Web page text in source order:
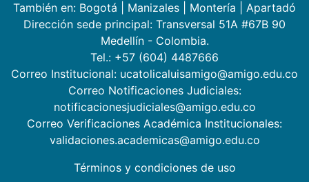
También en: Bogotá Manizales Montería
Apartadó
Dirección sede principal: Transversal 51A #67B 90
Medellín - Colombia.
Tel.: +57 (604) 4487666
Correo Institucional: ucatolicaluisamigo@amigo.edu.co
Correo Notificaciones Judiciales:
notificacionesjudiciales@amigo.edu.co
Correo Verificaciones Académica Institucionales:
validaciones.academicas@amigo.edu.co
Términos y condiciones de uso